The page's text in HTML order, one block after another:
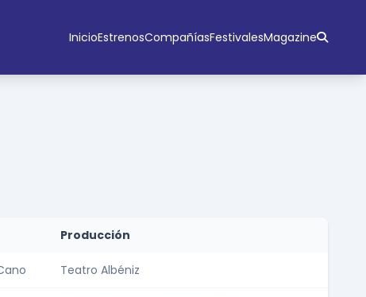
InicioEstrenosCompañíasFestivalesMagazine
Producción
Teatro Albéniz